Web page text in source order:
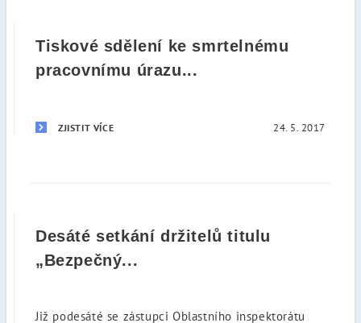
Tiskové sdělení ke smrtelnému
pracovnímu úrazu...
ZJISTIT VÍCE 24. 5. 2017
Desáté setkání držitelů titulu
„Bezpečný...
Již podesáté se zástupci Oblastního inspektorátu